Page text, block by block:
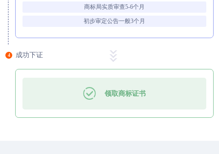
商标局实质审查5-6个月
初步审定公告一般3个月
4 成功下证
领取商标证书